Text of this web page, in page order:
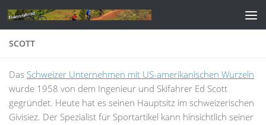
Zum Inhalt springen
SCOTT
Das Schweizer Unternehmen mit US-amerikanischen Wurzeln
wurde 1958 von dem Ingenieur und Skifahrer Ed Scott
gegründet. Heute hat es seinen Hauptsitz im schweizerischen
Givisiez. Der Spezialist für Sportartikel kann hinsichtlich seiner